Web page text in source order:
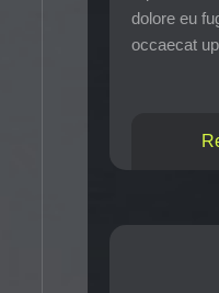
dolore eu
occaecat